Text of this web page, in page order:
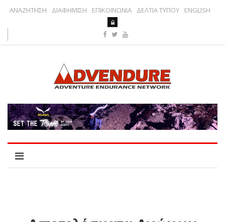
ΑΝΑΖΗΤΗΣΗ ΔΙΑΦΗΜΙΣΗ ΕΠΙΚΟΙΝΩΝΙΑ ΔΕΛΤΙΑ ΤΥΠΟΥ ENGLISH